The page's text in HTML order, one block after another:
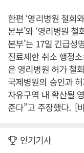
한편 ‘영리병원 철회
본부’와 ‘영리병원
본부’는 17일 긴급성
진료제한 취소 행정
은 영리병원 허가 철
국제병원의 승인과
자유구역 내 확산될
준다”고 주장했다. [
인기기사